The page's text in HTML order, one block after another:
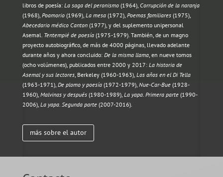
libros de poesía: La saga del peronismo (1964), Corrupción de la naranja
(1968), Poamorio (1969), La mesa (1972), Poemas familiares (1975),
Abecedario médico Canton (1977), y del suplemento unipersonal
Asemal. Tentempié de poesía (1975-1979). También, de un magno
proyecto autobiográfico, de más de 4000 páginas, llevado adelante
durante años y ahora concluido: De la misma llama, en nueve tomos
(ocho volúmenes), publicados entre 2000 y 2017: La historia de
Asemal y sus lectores, Berkeley (1960-1963), Los años en el Di Tella
(1963-1971), De plomo y poesía (1972-1979), Nue-Car-Bue (1928-
1960), Malvinas y después (1980-1989), La yapa. Primera parte (1990-
2006), La yapa. Segunda parte (2007-2016).
más sobre el autor